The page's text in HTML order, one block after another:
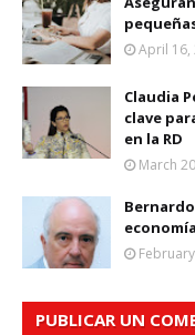
April 16,
Claudia
clave
en la RD
March
PUBLICAR UN